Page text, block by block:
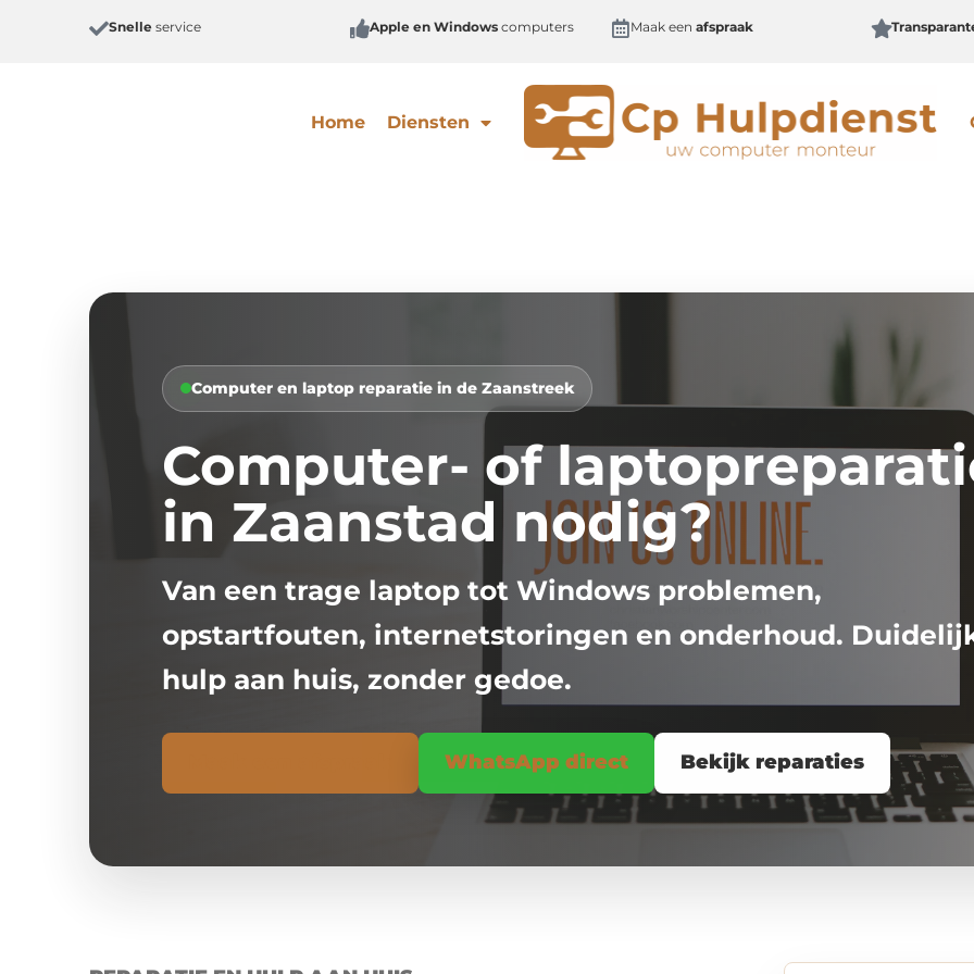
Snelle service Apple en Windows computers Maak een afspraak
Home Diensten
Computer en laptop reparatie in de Zaanstreek
Computer- of
in Zaanstad nodig?
Van een trage laptop tot Windows problemen,
opstartfouten, internetstoringen en onderhoud.
hulp aan huis, zonder gedoe.
WhatsApp direct Bekijk reparaties